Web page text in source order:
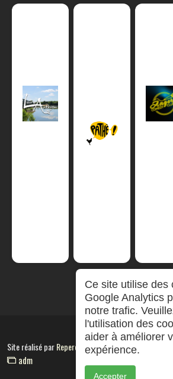
Site réalisé parRepereCom
adm
Ce site utilise des
Google Analytics
notre trafic.
l'utilisation des
aider à améliorer
expérience.
Accepter